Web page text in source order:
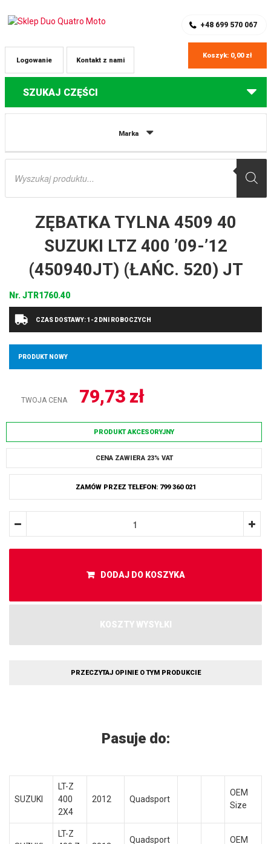
+48 699 570 067
Kontakt z nami
Logowanie
Koszyk: 0,00 zł
SZUKAJ CZĘŚCI
Marka
Wyszukiwarka
Części do quadów Suzuki
ZĘBATKA TYLNA 4509 40
SUZUKI LTZ 400 ’09-’12
(450940JT) (ŁAŃC. 520) JT
Nr.JTR1760.40
CZAS DOSTAWY: 1-2 DNI ROBOCZYCH
PRODUKT NOWY
TWOJA CENA 79,73 zł
PRODUKT AKCESORYJNY
CENA ZAWIERA 23% VAT
ZAMÓW PRZEZ TELEFON: 799 360 021
DODAJ DO KOSZYKA
KOSZTY WYSYŁKI
PRZECZYTAJ OPINIE O TYM PRODUKCIE
Pasuje do:
SUZUKI
LT-Z
400
2X4
2012 Quadsport
OEM
Size
LT-Z
Quadsport
OEM